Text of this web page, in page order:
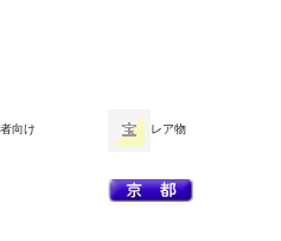
向け レア物